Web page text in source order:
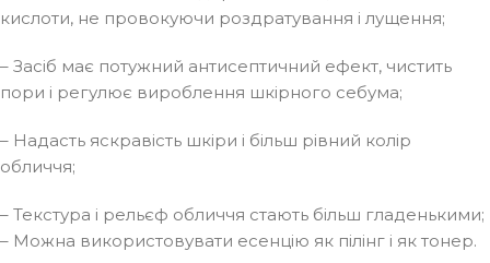
кислоти, не провокуючи роздратування і лущення;
– Засіб має потужний антисептичний ефект, чистить
пори і регулює вироблення шкірного себума;
– Надасть яскравість шкіри і більш рівний колір
обличчя;
– Текстура і рельєф обличчя стають більш гладенькими;
– Можна використовувати есенцію як пілінг і як тонер.